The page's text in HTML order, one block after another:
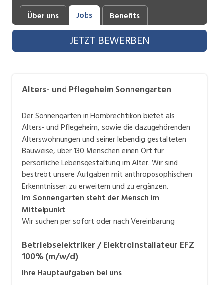
Industrie, Maschinenbau, Anlagenbau,
Produktion
Informatik, Telekommunikation
Mechanik, Elektronik, Optik, Textil (Fertigung)
Medizin, Gesundheitswesen, Pflege
Sicherheit, Rettung, Polizei, Zoll
Verkauf, Handel, Kundenberatung,
Aussendienst
Über uns Jobs Benefits
JETZT BEWERBEN
Alters- und Pflegeheim Sonnengarten
Der Sonnengarten in Hombrechtikon bietet als
Alters- und Pflegeheim, sowie die dazugehörenden
Alterswohnungen und seiner lebendig gestalteten
Bauweise, über 130 Menschen einen Ort für
persönliche Lebensgestaltung im Alter. Wir sind
bestrebt unsere Aufgaben mit anthroposophischen
Erkenntnissen zu erweitern und zu ergänzen.
Im Sonnengarten steht der Mensch im
Mittelpunkt.
Wir suchen per sofort oder nach Vereinbarung
Betriebselektriker / Elektroinstallateur EFZ
100% (m/w/d)
Ihre Hauptaufgaben bei uns